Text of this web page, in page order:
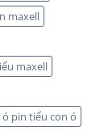
maxell
maxell
ó pin tiểu con ó